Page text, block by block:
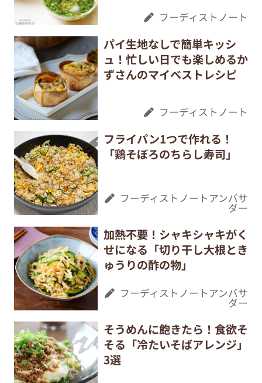
フーディストノート
パイ生地なしで簡単キッシ
ュ！忙しい日でも楽しめるか
ずさんのマイベストレシピ
フーディストノート
フライパン1つで作れる！
「鶏そぼろのちらし寿司」
フーディストノートアンバサ
ダー
加熱不要！シャキシャキがく
せになる「切り干し大根とき
ゅうりの酢の物」
フーディストノートアンバサ
ダー
そうめんに飽きたら！食欲そ
そる「冷たいそばアレンジ」
3選